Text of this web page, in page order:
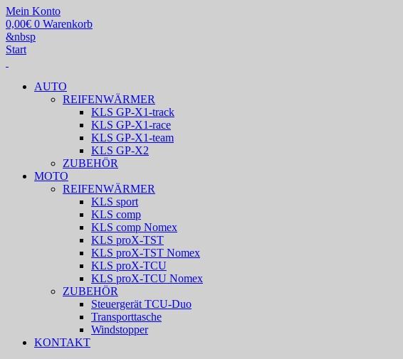
Mein Konto
0,00€ 0 Warenkorb
&nbsp
Start
AUTO
REIFENWÄRMER
KLS GP-X1-track
KLS GP-X1-race
KLS GP-X1-team
KLS GP-X2
ZUBEHÖR
MOTO
REIFENWÄRMER
KLS sport
KLS comp
KLS comp Nomex
KLS proX-TST
KLS proX-TST Nomex
KLS proX-TCU
KLS proX-TCU Nomex
ZUBEHÖR
Steuergerät TCU-Duo
Transporttasche
Windstopper
KONTAKT